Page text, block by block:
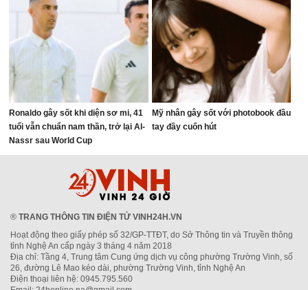
Ronaldo gây sốt khi diện sơ mi, 41
tuổi vẫn chuẩn nam thần, trở lại Al-
Nassr sau World Cup
Mỹ nhân gây sốt với photobook đầu
tay đầy cuốn hút
® TRANG THÔNG TIN ĐIỆN TỬ VINH24H.VN
Hoạt động theo giấy phép số 32/GP-TTĐT, do Sở Thông tin và Truyền thông
tỉnh Nghệ An cấp ngày 3 tháng 4 năm 2018
Địa chỉ: Tầng 4, Trung tâm Cung ứng dịch vụ công phường Trường Vinh, số
26, đường Lê Mao kéo dài, phường Trường Vinh, tỉnh Nghệ An
Điện thoại liên hệ: 0945.795.560